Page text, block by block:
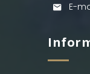
E-